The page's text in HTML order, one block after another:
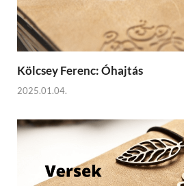
Kölcsey Ferenc: Óhajtás
2025.01.04.